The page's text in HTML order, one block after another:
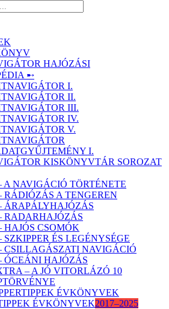
HAJÓZÁSI
➸
I.
II.
III.
IV.
V.
I.
KISKÖNYVTÁR SOROZAT
A NAVIGÁCIÓ TÖRTÉNETE
RÁDIÓZÁS A TENGEREN
ÁRAPÁLYHAJÓZÁS
RADARHAJÓZÁS
HAJÓS CSOMÓK
SZKIPPER ÉS LEGÉNYSÉGE
CSILLAGÁSZATI NAVIGÁCIÓ
ÓCEÁNI HAJÓZÁS
– A JÓ VITORLÁZÓ 10
ÉVKÖNYVEK
ÉVKÖNYVEK2017–2025